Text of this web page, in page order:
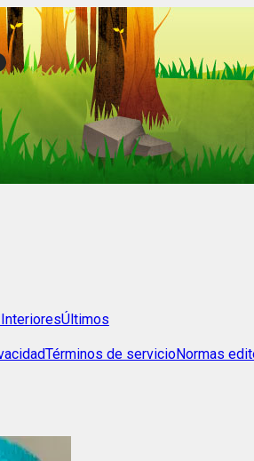
Últimos
Términos de servicioNormas